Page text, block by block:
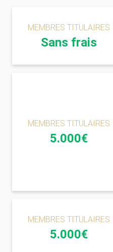
MEMBRES TITULAIRES
Sans frais
MEMBRES TITULAIRES
5.000€
MEMBRES TITULAIRES
5.000€